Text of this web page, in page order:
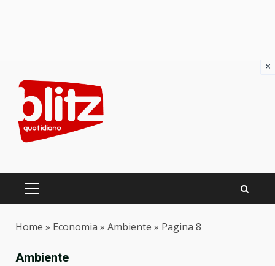
content
PRIMARY
Home » Economia » Ambiente » Pagina 8
Ambiente
×